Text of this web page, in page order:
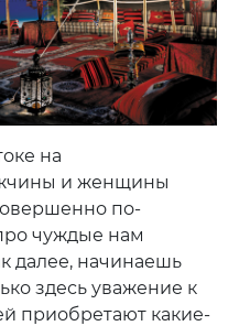
на
и женщины
по-
чуждые нам
далее, начинаешь
здесь уважение к
приобретают какие-